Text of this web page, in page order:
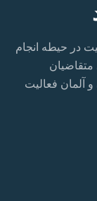
در حیطه انجام
متقاضیان
و آلمان فعالیت